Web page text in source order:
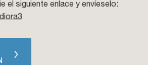
el siguiente enlace y envíeselo: